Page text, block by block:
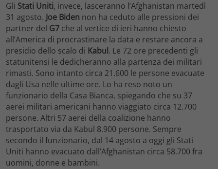
Gli Stati Uniti, invece, lasceranno l’Afghanistan martedì
31 agosto. Joe Biden non ha ceduto alle pressioni dei
partner del G7 che al vertice di ieri hanno chiesto
all’America di procrastinare la data e restare ancora a
presidio dello scalo di Kabul. Le 72 ore precedenti gli
statunitensi le dedicheranno alla partenza dei militari
rimasti. Sono intanto circa 21.600 le persone evacuate
dagli Usa nelle ultime ore. Lo ha reso noto un
funzionario della Casa Bianca, spiegando che su 37
aerei militari americani hanno viaggiato circa 12.700
persone. Altri 57 aerei della coalizione hanno
trasportato via da Kabul 8.900 persone. Sempre
secondo il funzionario, dal 14 agosto a oggi gli Stati
Uniti hanno evacuato dall’Afghanistan circa 58.700 fra
uomini, donne e bambini.